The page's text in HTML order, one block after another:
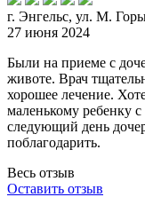
г. Энгельс, ул. М.
27 июня 2024
Были на приеме с
животе. Врач
хорошее лечение.
маленькому ребенку
следующий день
поблагодарить.
Весь отзыв
Оставить отзыв